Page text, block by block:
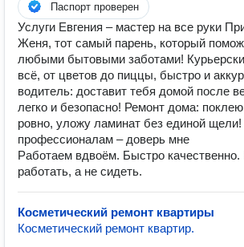
Паспорт проверен
Услуги Евгения – мастер на все руки
Женя, тот самый парень, который
любыми бытовыми заботами!
всё, от цветов до пиццы, быстро и
водитель: доставит тебя домой после
легко и безопасно! Ремонт дома:
ровно, уложу ламинат без единой
профессионалам – доверь мне
Работаем вдвоём. Быстро
работать, а не сидеть.
Косметический ремонт квартиры
Косметический ремонт квартир.